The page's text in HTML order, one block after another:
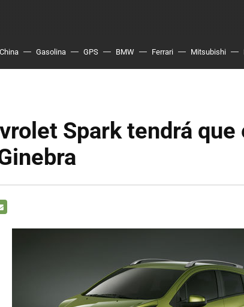
China Gasolina GPS BMW Ferrari Mitsubishi
Spark tendrá que